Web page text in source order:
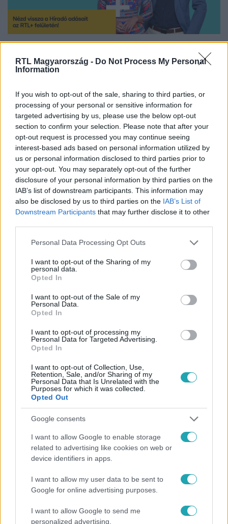
RTL Magyarország - Do Not Process My Personal
Information
If you wish to opt-out of the sale, sharing to third parties, or
processing of your personal or sensitive information for
targeted advertising by us, please use the below opt-out
section to confirm your selection. Please note that after your
opt-out request is processed you may continue seeing
interest-based ads based on personal information utilized by
us or personal information disclosed to third parties prior to
your opt-out. You may separately opt-out of the further
disclosure of your personal information by third parties on the
IAB’s list of downstream participants. This information may
also be disclosed by us to third parties on the IAB’s List of
Downstream Participants that may further disclose it to other
Please note that this website/app uses one or more Google
not limited to your visit or usage behaviour. You may click to
grant or deny consent to Google and its third-party tags to
use your data for below specified purposes in below Google
consent section.
Personal Data Processing Opt Outs
I want to opt-out of the Sharing of my
personal data.
Opted In
I want to opt-out of the Sale of my
Personal Data.
Opted In
I want to opt-out of processing my
Personal Data for Targeted Advertising.
Opted In
I want to opt-out of Collection, Use,
Retention, Sale, and/or Sharing of my
Personal Data that Is Unrelated with the
Purposes for which it was collected.
Opted Out
Google consents
I want to allow Google to enable storage
related to advertising like cookies on web or
device identifiers in apps.
I want to allow my user data to be sent to
Google for online advertising purposes.
I want to allow Google to send me
personalized advertising.
Itt állítsd be, hogy az RTL.hu az elsők között
legyen a Google-találatokban!
HÍRADÓ EXTRA VIDEÓK POP MERT JULIÁN
Népszerű